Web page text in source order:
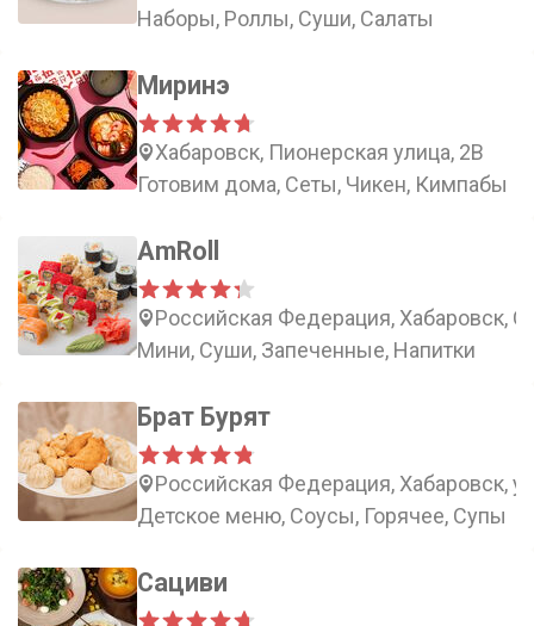
Наборы, Роллы, Суши, Салаты
Миринэ
Хабаровск, Пионерская улица, 2В
Готовим дома, Сеты, Чикен, Кимпабы
AmRoll
Российская Федерация, Хабаровск,
Мини, Суши, Запеченные, Напитки
Брат Бурят
Российская Федерация, Хабаровск,
Детское меню, Соусы, Горячее, Супы
Сациви